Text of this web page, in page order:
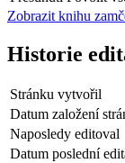
Zobrazit knihu
Historie
Stránku vytvořil
Datum založení
Naposledy editoval
Datum poslední